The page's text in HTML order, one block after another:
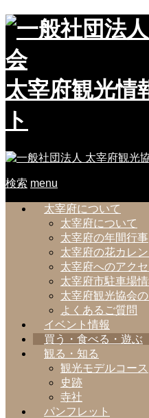
太宰府観光情
ト
検索 menu
太宰府について
太宰府について
太宰府の年間行事
太宰府の花カレ
太宰府へのアクセ
太宰府市駐車場
太宰府観光協会
よくあるご質問
イベント情報
買う・食べる・遊ぶ
観る・知る
観光モデルコース
史跡
寺社
パンフレット